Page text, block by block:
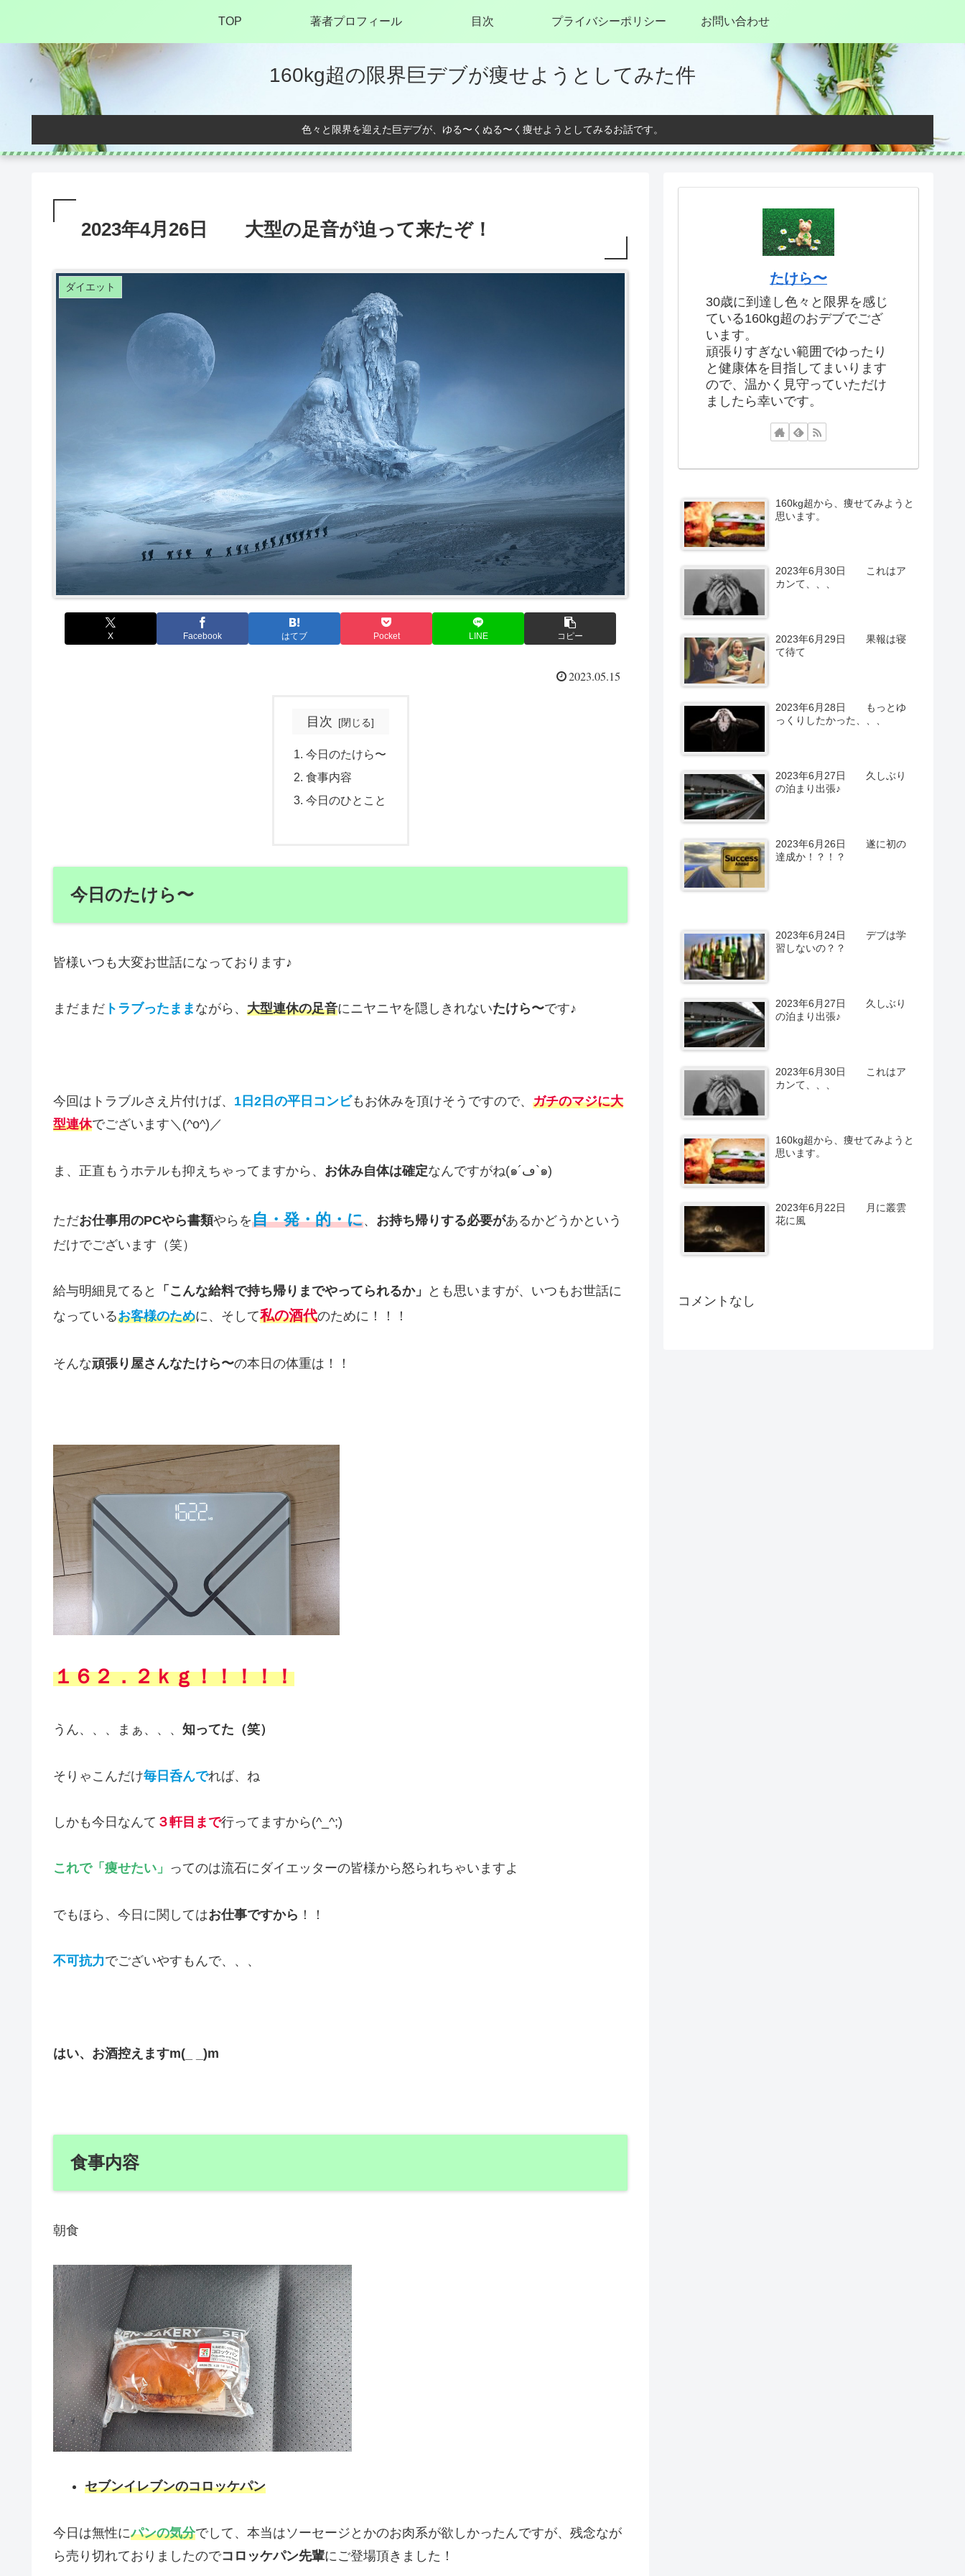
160kg超の限界巨デブが痩せようとしてみた件
色々と限界を迎えた巨デブが、ゆる〜くぬる〜く痩せようとしてみるお話です。
TOP 著者プロフィール 目次 プライバシーポリシー お問い合わせ
2023年4月26日 大型の足音が迫って来たぞ！
ダイエット
X Facebook はてブ Pocket LINE コピー
2023.05.15
目次
今日のたけら〜
食事内容
今日のひとこと
今日のたけら〜
皆様いつも大変お世話になっております♪
まだまだ トラブったまま ながら、 大型連休の足音にニヤニヤを隠しきれないたけら〜です♪
今回はトラブルさえ片付けば、 1日2日の平日コンビもお休みを頂けそうですので、 ガチのマジに大
型連休でございます＼(^o^)／
ま、正直もうホテルも抑えちゃってますから、 お休み自体は確定 なんですがね(๑´ڡ`๑)
ただお仕事用のPCやら書類やらを自・発・的・に、 お持ち帰りする必要があるかどうかという
だけでございます（笑）
給与明細見てると 「こんな給料で持ち帰りまでやってられるか」
とも思いますが、いつもお世話に
なっているお客様のために、そして私の酒代のために！！！
そんな頑張り屋さんなたけら〜の本日の体重は！！
１６２．２ｋｇ！！！！！
うん、、、まぁ、、、 知ってた（笑）
そりゃこんだけ毎日呑んでれば、ね
しかも今日なんて ３軒目まで行ってますから(^_^;)
これで「痩せたい」 ってのは流石にダイエッターの皆様から怒られちゃいますよ
でもほら、今日に関してはお仕事ですから ！！
不可抗力でございやすもんで、、、
はい、お酒控えますm(_ _)m
食事内容
朝食
セブンイレブンのコロッケパン
今日は無性にパンの気分でして、本当はソーセージとかのお肉系が欲しかったんですが、残念なが
ら売り切れておりましたのでコロッケパン先輩にご登場頂きました！
たけら〜
30歳に到達し色々と限界を感じ
ている160kg超のおデブでござ
います。
頑張りすぎない範囲でゆったり
と健康体を目指してまいります
ので、温かく見守っていただけ
ましたら幸いです。
160kg超から、痩せてみようと
思います。
2023年6月30日 これはア
カンて、、、
2023年6月29日 果報は寝
て待て
2023年6月28日 もっとゆ
っくりしたかった、、、
2023年6月27日 久しぶり
の泊まり出張♪
2023年6月26日 遂に初の
達成か！？！？
2023年6月24日 デブは学
習しないの？？
2023年6月27日 久しぶり
の泊まり出張♪
2023年6月30日 これはア
カンて、、、
160kg超から、痩せてみようと
思います。
2023年6月22日 月に叢雲
花に風
コメントなし